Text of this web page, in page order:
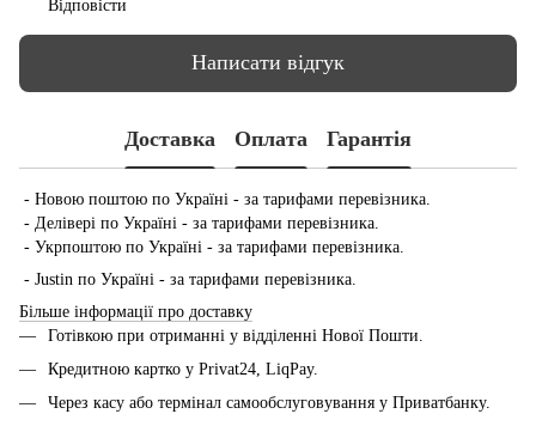
Відповісти
Написати відгук
Доставка Оплата Гарантія
- Новою поштою по Україні - за тарифами перевізника.
- Делівері по Україні - за тарифами перевізника.
- Укрпоштою по Україні - за тарифами перевізника.
- Justin по Україні - за тарифами перевізника.
Більше інформації про доставку
Готівкою при отриманні у відділенні Нової Пошти.
Кредитною картко у Privat24, LiqPay.
Через касу або термінал самообслуговування у Приватбанку.